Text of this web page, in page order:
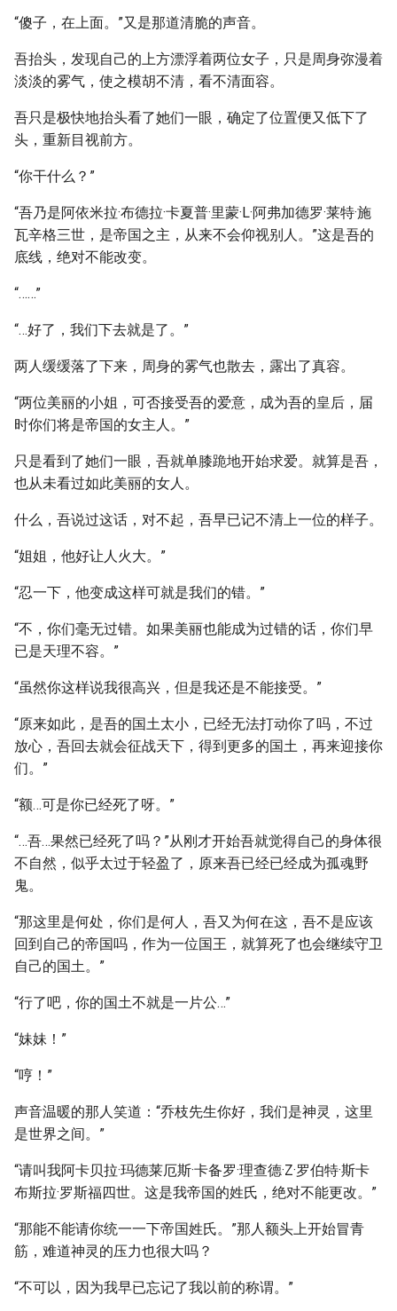
“傻子，在上面。”又是那道清脆的声音。
吾抬头，发现自己的上方漂浮着两位女子，只是周身弥漫着
淡淡的雾气，使之模胡不清，看不清面容。
吾只是极快地抬头看了她们一眼，确定了位置便又低下了
头，重新目视前方。
“你干什么？”
“吾乃是阿依米拉·布德拉·卡夏普·里蒙·L·阿弗加德罗·莱特·施
瓦辛格三世，是帝国之主，从来不会仰视别人。”这是吾的
底线，绝对不能改变。
“……”
“…好了，我们下去就是了。”
两人缓缓落了下来，周身的雾气也散去，露出了真容。
“两位美丽的小姐，可否接受吾的爱意，成为吾的皇后，届
时你们将是帝国的女主人。”
只是看到了她们一眼，吾就单膝跪地开始求爱。就算是吾，
也从未看过如此美丽的女人。
什么，吾说过这话，对不起，吾早已记不清上一位的样子。
“姐姐，他好让人火大。”
“忍一下，他变成这样可就是我们的错。”
“不，你们毫无过错。如果美丽也能成为过错的话，你们早
已是天理不容。”
“虽然你这样说我很高兴，但是我还是不能接受。”
“原来如此，是吾的国土太小，已经无法打动你了吗，不过
放心，吾回去就会征战天下，得到更多的国土，再来迎接你
们。”
“额…可是你已经死了呀。”
“…吾…果然已经死了吗？”从刚才开始吾就觉得自己的身体很
不自然，似乎太过于轻盈了，原来吾已经已经成为孤魂野
鬼。
“那这里是何处，你们是何人，吾又为何在这，吾不是应该
回到自己的帝国吗，作为一位国王，就算死了也会继续守卫
自己的国土。”
“行了吧，你的国土不就是一片公…”
“妹妹！”
“哼！”
声音温暖的那人笑道：“乔枝先生你好，我们是神灵，这里
是世界之间。”
“请叫我阿卡贝拉·玛德莱厄斯·卡备罗·理查德·Z·罗伯特·斯卡
布斯拉·罗斯福四世。这是我帝国的姓氏，绝对不能更改。”
“那能不能请你统一一下帝国姓氏。”那人额头上开始冒青
筋，难道神灵的压力也很大吗？
“不可以，因为我早已忘记了我以前的称谓。”